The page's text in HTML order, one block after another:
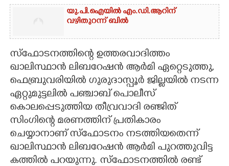
യു.പി.ഐയിൽ എം.ഡി.ആറിന്
വഴിതുറന്ന് ബിൽ
സ്ഫോടനത്തിന്റെ ഉത്തരവാദിത്തം
ഖാലിസ്ഥാൻ ലിബറേഷൻ ആർമി ഏറ്റെടുത്തു,
ഫെബ്രുവരിയിൽ ഗുരുദാസ്പൂർ ജില്ലയിൽ നടന്ന
ഏറ്റുമുട്ടലിൽ പഞ്ചാബ് പൊലീസ്
കൊലപ്പെടുത്തിയ തീവ്രവാദി രഞ്ജിത്
സിംഗിന്റെ മരണത്തിന് പ്രതികാരം
ചെയ്യാനാണ് സ്ഫോടനം നടത്തിയതെന്ന്
ഖാലിസ്ഥാൻ ലിബറേഷൻ ആർമി പുറത്തുവിട്ട
കത്തിൽ പറയുന്നു. സ്ഫോടനത്തിൽ രണ്ട്